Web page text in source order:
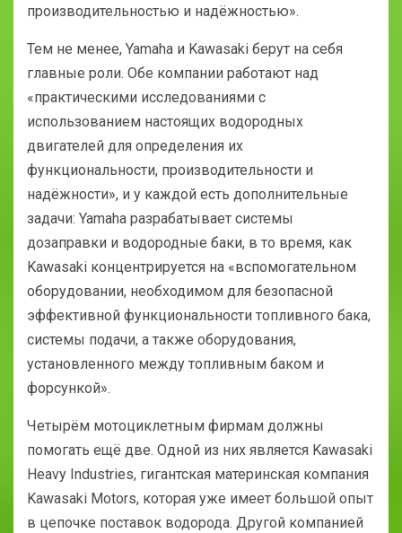
производительностью и надёжностью».
Тем не менее, Yamaha и Kawasaki берут на себя
главные роли. Обе компании работают над
«практическими исследованиями с
использованием настоящих водородных
двигателей для определения их
функциональности, производительности и
надёжности», и у каждой есть дополнительные
задачи: Yamaha разрабатывает системы
дозаправки и водородные баки, в то время, как
Kawasaki концентрируется на «вспомогательном
оборудовании, необходимом для безопасной
эффективной функциональности топливного бака,
системы подачи, а также оборудования,
установленного между топливным баком и
форсункой».
Четырём мотоциклетным фирмам должны
помогать ещё две. Одной из них является Kawasaki
Heavy Industries, гигантская материнская компания
Kawasaki Motors, которая уже имеет большой опыт
в цепочке поставок водорода. Другой компанией